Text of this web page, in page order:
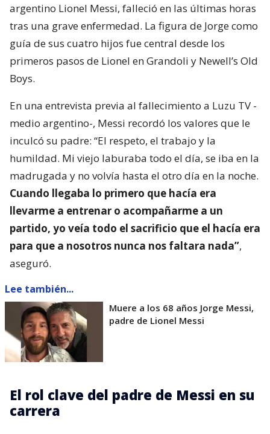
argentino Lionel Messi, falleció en las últimas horas
tras una grave enfermedad. La figura de Jorge como
guía de sus cuatro hijos fue central desde los
primeros pasos de Lionel en Grandoli y Newell’s Old
Boys.
En una entrevista previa al fallecimiento a Luzu TV -
medio argentino-, Messi recordó los valores que le
inculcó su padre: “El respeto, el trabajo y la
humildad. Mi viejo laburaba todo el día, se iba en la
madrugada y no volvía hasta el otro día en la noche.
Cuando llegaba lo primero que hacía era
llevarme a entrenar o acompañarme a un
partido, yo veía todo el sacrificio que el hacía era
para que a nosotros nunca nos faltara nada”,
aseguró.
Lee también...
Muere a los 68 años Jorge Messi,
padre de Lionel Messi
El rol clave del padre de Messi en su
carrera